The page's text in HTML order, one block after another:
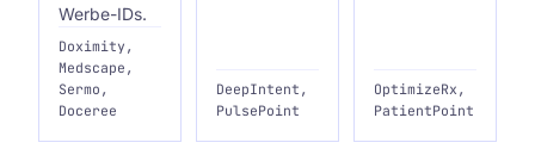
Werbe-IDs.
Doximity,
Medscape,
Sermo,
Doceree
DeepIntent,
PulsePoint
OptimizeRx,
PatientPoint